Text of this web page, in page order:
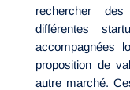
rechercher
différentes
accompagnées
proposition de
autre marché.